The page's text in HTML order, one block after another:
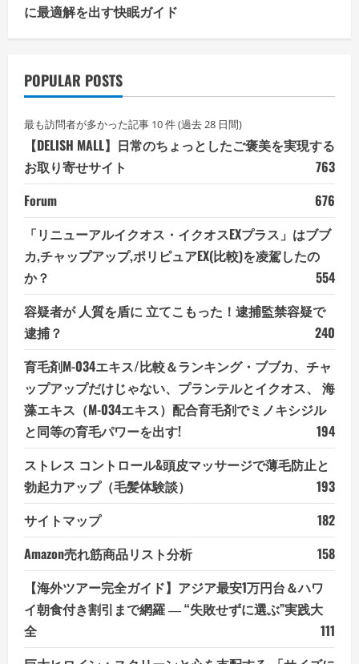
に最適解を出す快眠ガイド
POPULAR POSTS
最も訪問者が多かった記事 10 件 (過去 28 日間)
【DELISH MALL】日常のちょっとしたご褒美を実現する
お取り寄せサイト
763
Forum
676
「リニューアルイクオス・イクオスEXプラス」はブブ
カ,チャップアップ,ポリピュアEX(比較)を凌駕したの
か？
554
容疑者が 人質を盾に 立てこもった！逮捕監禁容疑で
逮捕？
240
育毛剤M-034エキス/比較＆ランキング・ブブカ、チャ
ップアップだけじゃない、プランテルとイクオス、 海
藻エキス（M-034エキス）配合育毛剤でミノキシジル
と同等の育毛パワーを出す!
194
ストレス コントロール&頭皮マッサージで薄毛防止と
勃起力アップ（毛髪体験談）
193
サイトマップ
182
Amazon売れ筋商品リスト分析
158
【海外ツアー完全ガイド】アジア最安1万円台＆ハワ
イ朝食付き割引まで網羅 ― “失敗せずに選ぶ”実践大
全
111